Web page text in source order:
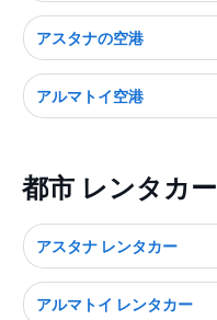
アスタナの空港
アルマトイ空港
都市 レンタカー
アスタナ レンタカー
アルマトイ レンタカー